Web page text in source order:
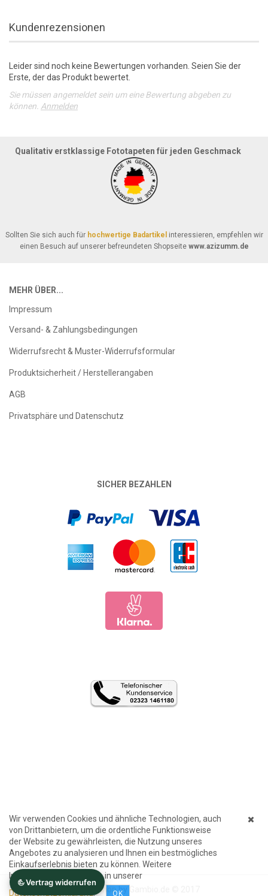
Wir verwenden Cookies und ähnliche Technologien, auch
von Drittanbietern, um die ordentliche Funktionsweise
der Website zu gewährleisten, die Nutzung unseres
Angebotes zu analysieren und Ihnen ein bestmögliches
Einkaufserlebnis bieten zu können. Weitere
Informationen finden Sie in unserer
Datenschutzerklärung. OK
Kundenrezensionen
Leider sind noch keine Bewertungen vorhanden. Seien Sie der
Erste, der das Produkt bewertet.
Sie müssen angemeldet sein um eine Bewertung abgeben zu
können. Anmelden
Qualitativ erstklassige Fototapeten für jeden Geschmack
Sollten Sie sich auch für hochwertige Badartikel interessieren, empfehlen wir
einen Besuch auf unserer befreundeten Shopseite www.azizumm.de
MEHR ÜBER...
Impressum
Versand- & Zahlungsbedingungen
Widerrufsrecht & Muster-Widerrufsformular
Produktsicherheit / Herstellerangaben
AGB
Privatsphäre und Datenschutz
SICHER BEZAHLEN
Internetshopby Gambio.de © 2017